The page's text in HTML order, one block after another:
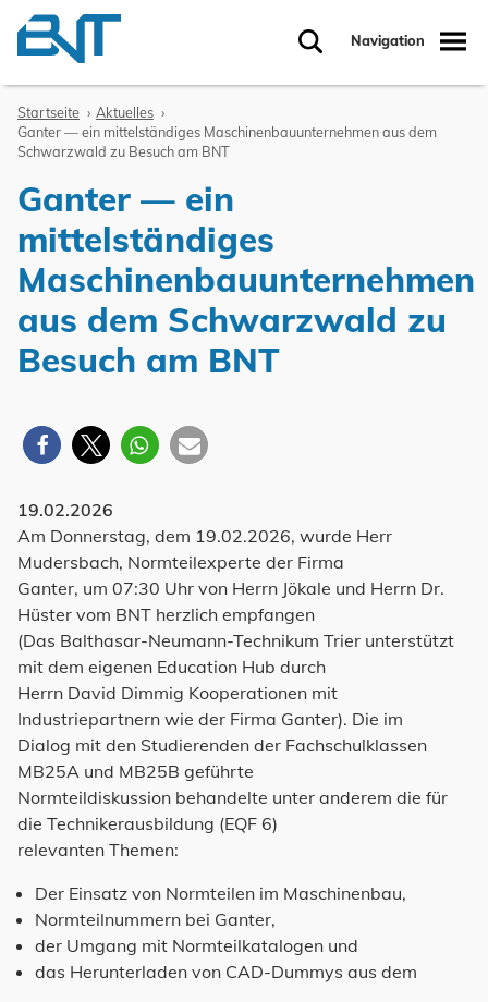
Zum Inhalt springen Navigation
Startseite
Aktuelles
Ganter — ein mittelständiges Maschinenbauunternehmen aus dem
Schwarzwald zu Besuch am BNT
Ganter — ein
mittelständiges
Maschinenbauunternehmen
aus dem Schwarzwald zu
Besuch am BNT
19.02.2026
Am Donnerstag, dem 19.02.2026, wurde Herr
Mudersbach, Normteilexperte der Firma
Ganter, um 07:30 Uhr von Herrn Jökale und Herrn Dr.
Hüster vom BNT herzlich empfangen
(Das Balthasar-Neumann-Technikum Trier unterstützt
mit dem eigenen Education Hub durch
Herrn David Dimmig Kooperationen mit
Industriepartnern wie der Firma Ganter). Die im
Dialog mit den Studierenden der Fachschulklassen
MB25A und MB25B geführte
Normteildiskussion behandelte unter anderem die für
die Technikerausbildung (EQF 6)
relevanten Themen:
Der Einsatz von Normteilen im Maschinenbau,
Normteilnummern bei Ganter,
der Umgang mit Normteilkatalogen und
das Herunterladen von CAD-Dummys aus dem